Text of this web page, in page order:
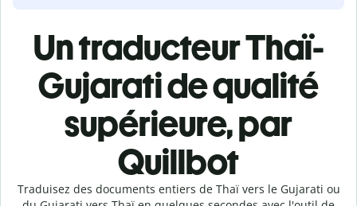
Un traducteur Thaï-
Gujarati de qualité
supérieure, par
Quillbot
Traduisez des documents entiers de Thaï vers le Gujarati ou